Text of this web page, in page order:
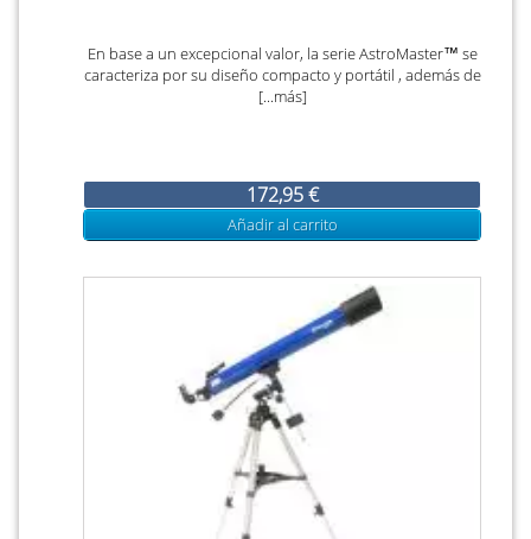
En base a un excepcional valor, la serie AstroMaster™ se
caracteriza por su diseño compacto y portátil , además de
[...más]
172,95 €
Añadir al carrito